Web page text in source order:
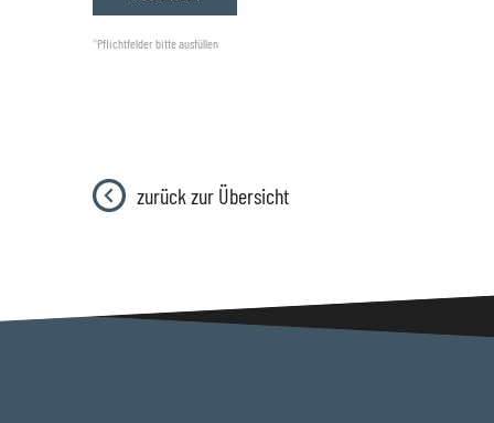
*Pflichtfelder bitte ausfüllen
zurück zur Übersicht